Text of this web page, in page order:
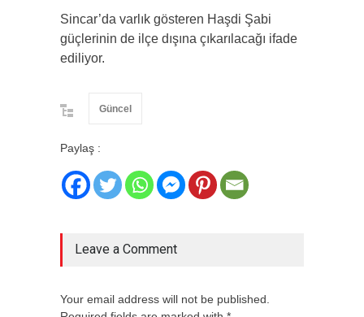
Sincar’da varlık gösteren Haşdi Şabi
güçlerinin de ilçe dışına çıkarılacağı ifade
ediliyor.
Güncel
Paylaş :
Leave a Comment
Your email address will not be published.